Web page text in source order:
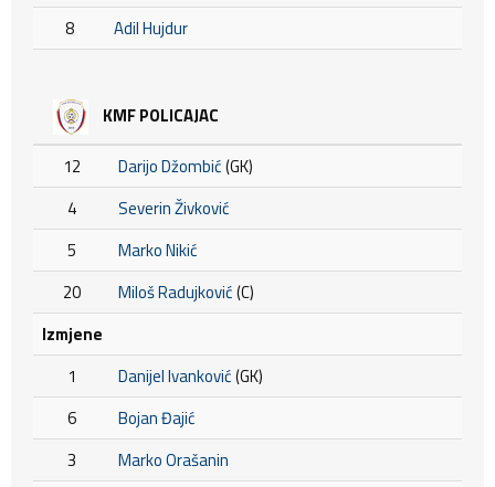
8
Adil Hujdur
KMF POLICAJAC
12 Darijo Džombić(GK)
4
Severin Živković
5
Marko Nikić
20
Miloš Radujković(C)
Izmjene
1
Danijel Ivanković(GK)
6
Bojan Đajić
3
Marko Orašanin